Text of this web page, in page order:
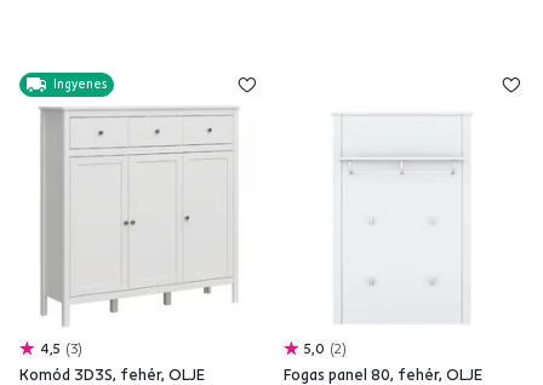
Ingyenes
4,5 3
Komód 3D3S, fehér, OLJE
5,0 2
Fogas panel 80, fehér, OLJE